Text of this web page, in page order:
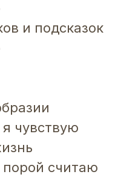
и подсказок
чувствую
считаю